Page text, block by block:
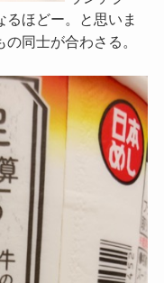
るほどー。と思いま
同士が合わさる。